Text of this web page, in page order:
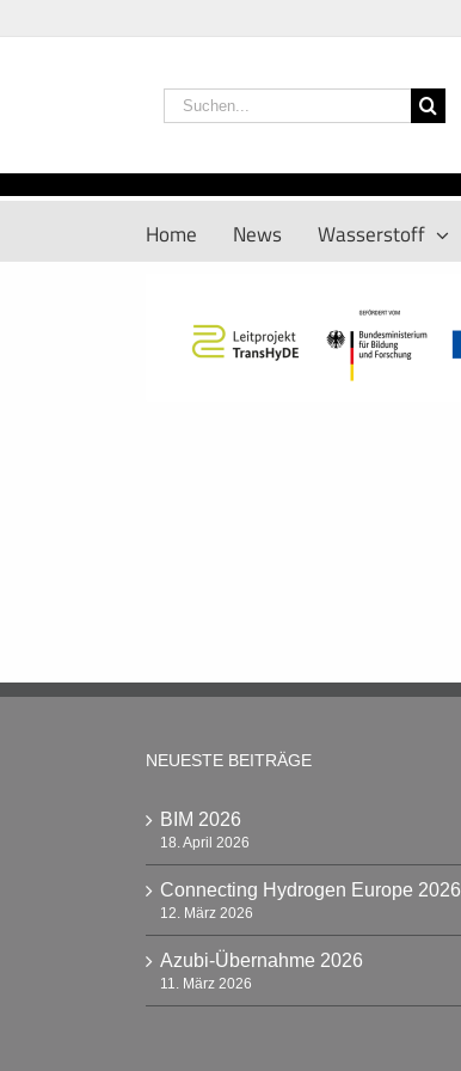
Inhalt
Suche
nach:
Home News Wasserstoff
NEUESTE BEITRÄGE
BIM 2026
18. April 2026
Connecting Hydrogen Europe 2026
12. März 2026
Azubi-Übernahme 2026
11. März 2026